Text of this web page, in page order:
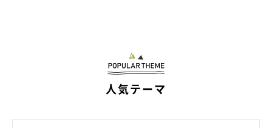
人気テーマ